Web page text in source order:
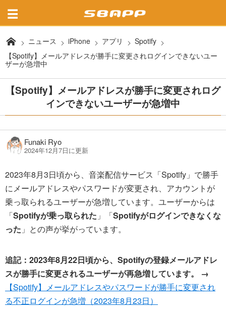
ニュース iPhone アプリ
Spotify
【Spotify】メールアドレスが勝手に変更されログインできないユー
ザーが急増中
【Spotify】メールアドレスが勝手に変更されログ
インできないユーザーが急増中
Funaki Ryo
2024年12月7日に更新
2023年8月3日頃から、音楽配信サービス「Spotify」で勝手
にメールアドレスやパスワードが変更され、アカウントが
乗っ取られるユーザーが急増しています。ユーザーからは
「Spotifyが乗っ取られた 」「Spotifyがログインできなくな
った 」との声が挙がっています。
追記：2023年8月22日頃から、Spotifyの登録メールアドレ
スが勝手に変更されるユーザーが再急増しています。 →
【Spotify】メールアドレスやパスワードが勝手に変更され
る不正ログインが急増（2023年8月23日）